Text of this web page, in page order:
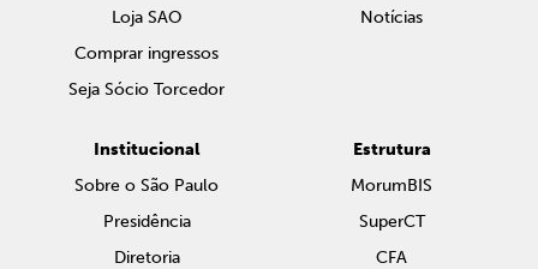
Loja SAO
Comprar ingressos
Seja Sócio Torcedor
Notícias
Institucional
Sobre o São Paulo
Presidência
Diretoria
Estrutura
MorumBIS
SuperCT
CFA